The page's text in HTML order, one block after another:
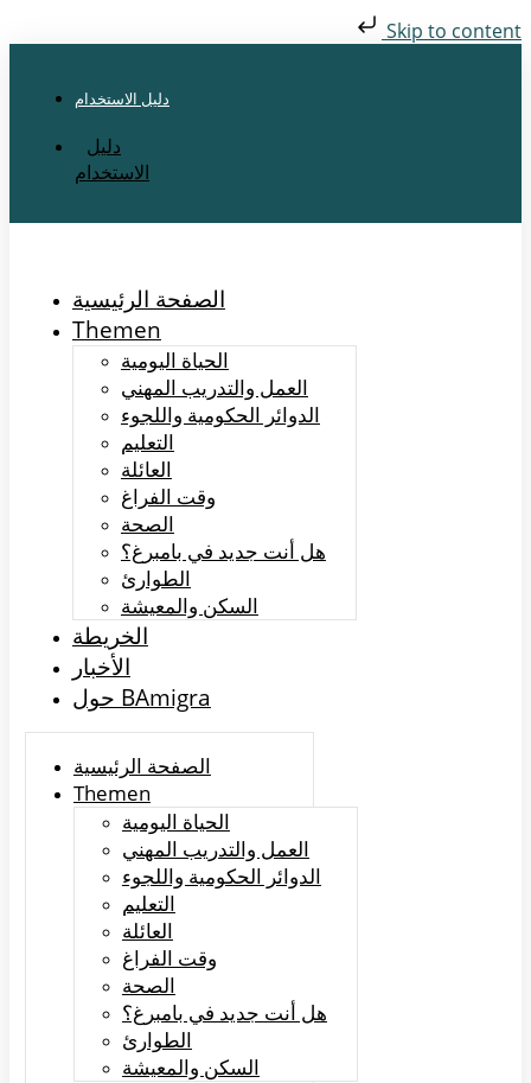
Skip to content
دليل الاستخدام
دليل
الاستخدام
الصفحة الرئيسية
Themen
الحياة اليومية
العمل والتدريب المهني
الدوائر الحكومية واللجوء
التعليم
العائلة
وقت الفراغ
الصحة
هل أنت جديد في بامبرغ؟
الطوارئ
السكن والمعيشة
الخريطة
الأخبار
حول BAmigra
الصفحة الرئيسية
Themen
الحياة اليومية
العمل والتدريب المهني
الدوائر الحكومية واللجوء
التعليم
العائلة
وقت الفراغ
الصحة
هل أنت جديد في بامبرغ؟
الطوارئ
السكن والمعيشة